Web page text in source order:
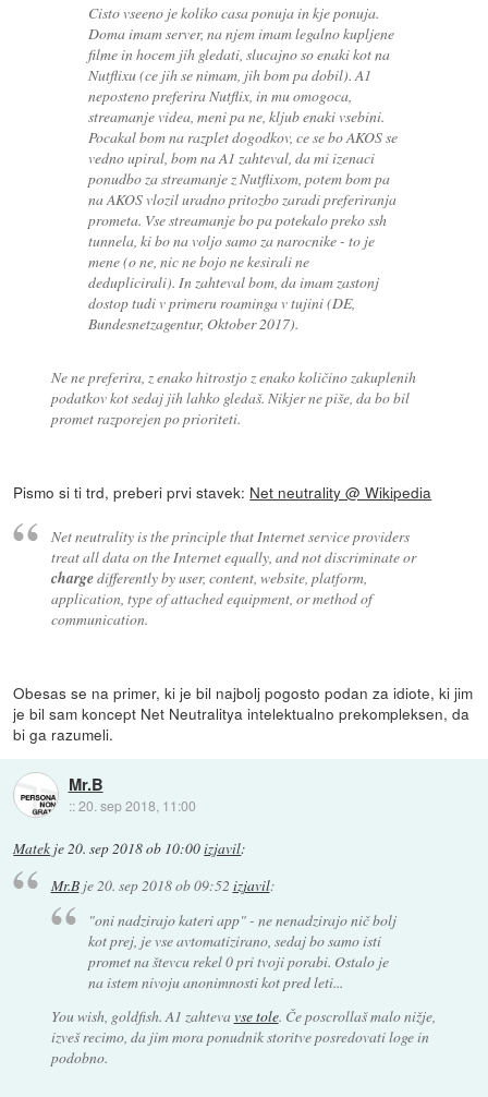
Cisto vseeno je koliko casa ponuja in kje ponuja.
Doma imam server, na njem imam legalno kupljene
filme in hocem jih gledati, slucajno so enaki kot na
Nutflixu (ce jih se nimam, jih bom pa dobil). A1
neposteno preferira Nutflix, in mu omogoca,
streamanje videa, meni pa ne, kljub enaki vsebini.
Pocakal bom na razplet dogodkov, ce se bo AKOS se
vedno upiral, bom na A1 zahteval, da mi izenaci
ponudbo za streamanje z Nutflixom, potem bom pa
na AKOS vlozil uradno pritozbo zaradi preferiranja
prometa. Vse streamanje bo pa potekalo preko ssh
tunnela, ki bo na voljo samo za narocnike - to je
mene (o ne, nic ne bojo ne kesirali ne
deduplicirali). In zahteval bom, da imam zastonj
dostop tudi v primeru roaminga v tujini (DE,
Bundesnetzagentur, Oktober 2017).
Ne ne preferira, z enako hitrostjo z enako količino zakuplenih
podatkov kot sedaj jih lahko gledaš. Nikjer ne piše, da bo bil
promet razporejen po prioriteti.
Pismo si ti trd, preberi prvi stavek: Net neutrality @ Wikipedia
Net neutrality is the principle that Internet service providers
treat all data on the Internet equally, and not discriminate or
chargedifferently by user, content, website, platform,
application, type of attached equipment, or method of
communication.
Obesas se na primer, ki je bil najbolj pogosto podan za idiote, ki jim
je bil sam koncept Net Neutralitya intelektualno prekompleksen, da
bi ga razumeli.
Mr.B
::20. sep 2018, 11:00
Matek je20. sep 2018 ob 10:00izjavil:
Mr.Bje 20. sep 2018 ob 09:52 izjavil:
"oni nadzirajo kateri app" - ne nenadzirajo nič bolj
kot prej, je vse avtomatizirano, sedaj bo samo isti
promet na števcu rekel 0 pri tvoji porabi. Ostalo je
na istem nivoju anonimnosti kot pred leti...
You wish, goldfish. A1 zahtevavse tole. Če poscrollaš malo nižje,
izveš recimo, da jim mora ponudnik storitve posredovati loge in
podobno.